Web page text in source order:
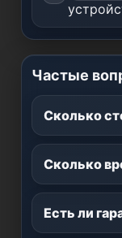
Частые
Сколько
Сколько
Есть ли